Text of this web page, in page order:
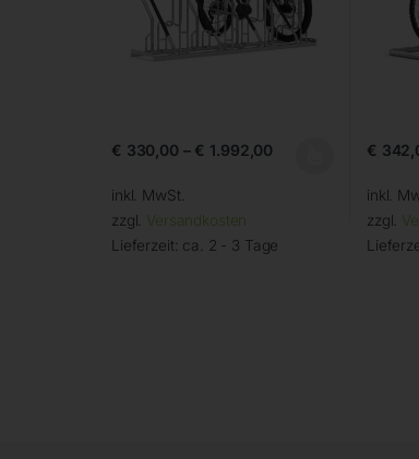
€ 330,00 – € 1.992,00
inkl. MwSt.
zzgl. Versandkosten
Lieferzeit: ca. 2 - 3 Tage
€
inkl.
zzgl.